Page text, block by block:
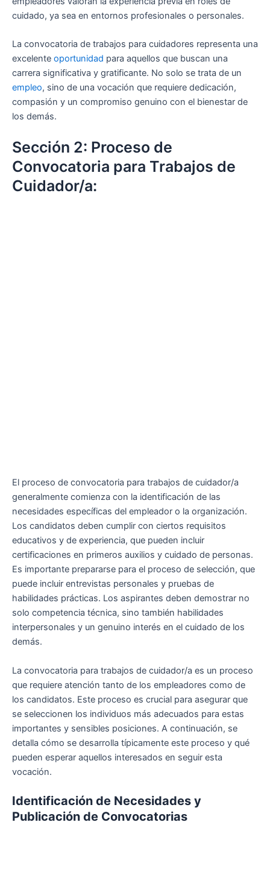
cuidado, ya sea en entornos profesionales o personales.
La convocatoria de trabajos para cuidadores representa una
excelente oportunidad para aquellos que buscan una
carrera significativa y gratificante. No solo se trata de un
empleo, sino de una vocación que requiere dedicación,
compasión y un compromiso genuino con el bienestar de
los demás.
Sección 2: Proceso de
Convocatoria para Trabajos de
Cuidador/a:
El proceso de convocatoria para trabajos de cuidador/a
generalmente comienza con la identificación de las
necesidades específicas del empleador o la organización.
Los candidatos deben cumplir con ciertos requisitos
educativos y de experiencia, que pueden incluir
certificaciones en primeros auxilios y cuidado de personas.
Es importante prepararse para el proceso de selección, que
puede incluir entrevistas personales y pruebas de
habilidades prácticas. Los aspirantes deben demostrar no
solo competencia técnica, sino también habilidades
interpersonales y un genuino interés en el cuidado de los
demás.
La convocatoria para trabajos de cuidador/a es un proceso
que requiere atención tanto de los empleadores como de
los candidatos. Este proceso es crucial para asegurar que
se seleccionen los individuos más adecuados para estas
importantes y sensibles posiciones. A continuación, se
detalla cómo se desarrolla típicamente este proceso y qué
pueden esperar aquellos interesados en seguir esta
vocación.
Identificación de Necesidades y
Publicación de Convocatorias